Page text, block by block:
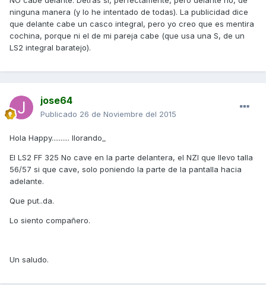
ninguna manera (y lo he intentado de todas). La publicidad dice
que delante cabe un casco integral, pero yo creo que es mentira
cochina, porque ni el de mi pareja cabe (que usa una S, de un
LS2 integral baratejo).
jose64
Publicado 26 de Noviembre del 2015
Hola Happy.......... llorando_
El LS2 FF 325 No cave en la parte delantera, el NZI que llevo talla
56/57 si que cave, solo poniendo la parte de la pantalla hacia
adelante.
Que put..da.
Lo siento compañero.
Un saludo.